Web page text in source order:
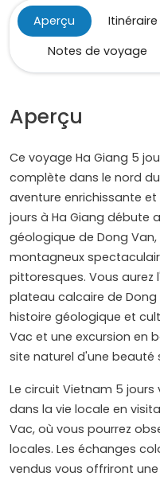
Aperçu
Notes de voyage
Aperçu
Ce voyage Ha Giang 5
complète dans le nord
aventure enrichissante
jours à Ha Giang débute
géologique de Dong
montagneux
pittoresques. Vous
plateau calcaire de Dong
histoire géologique et
Vac et une excursion en
site naturel d'une beauté
Le circuit Vietnam 5
dans la vie locale en
Vac, où vous pourrez
locales. Les échanges
vendus vous offriront